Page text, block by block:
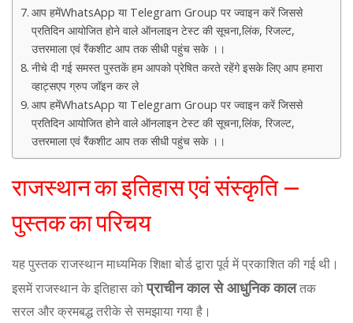
आप हमेंWhatsApp या Telegram Group पर ज्वाइन करें जिससे
प्रतिदिन आयोजित होने वाले ऑनलाइन टेस्ट की सूचना,लिंक, रिजल्ट,
उत्तरमाला एवं रैंकशीट आप तक सीधी पहुंच सके ।।
नीचे दी गई समस्त पुस्तकें हम आपको प्रेषित करते रहेंगे इसके लिए आप हमारा
व्हाट्सएप ग्रुप जॉइन कर ले
आप हमेंWhatsApp या Telegram Group पर ज्वाइन करें जिससे
प्रतिदिन आयोजित होने वाले ऑनलाइन टेस्ट की सूचना,लिंक, रिजल्ट,
उत्तरमाला एवं रैंकशीट आप तक सीधी पहुंच सके ।।
राजस्थान का इतिहास एवं संस्कृति –
पुस्तक का परिचय
यह पुस्तक राजस्थान माध्यमिक शिक्षा बोर्ड द्वारा पूर्व में प्रकाशित की गई थी।
इसमें राजस्थान के इतिहास कोप्राचीन काल से आधुनिक कालतक
सरल और क्रमबद्ध तरीके से समझाया गया है।